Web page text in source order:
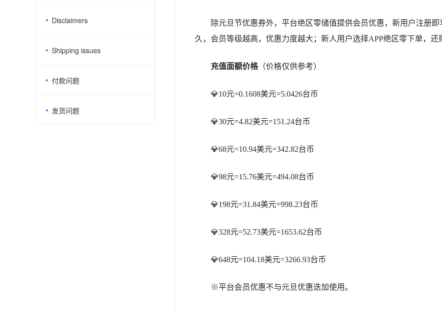
Disclaimers
Shipping issues
付款问题
发货问题
除元旦节优惠券外，平台绝区零储值提供会员优惠，新用户注册
久，会员等级越高，优惠力度越大；新人用户选择APP绝区零下单，还
充值面额价格（价格仅供参考）
💎10元=0.1608美元=5.0426台币
💎30元=4.82美元=151.24台币
💎68元=10.94美元=342.82台币
💎98元=15.76美元=494.08台币
💎198元=31.84美元=998.23台币
💎328元=52.73美元=1653.62台币
💎648元=104.18美元=3266.93台币
※平台会员优惠不与元旦优惠迭加使用。